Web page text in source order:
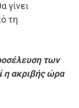
γίνει
τη
των
η ακριβής ώρα